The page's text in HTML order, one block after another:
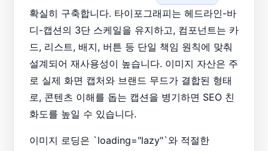
확실히 구축합니다. 타이포그래피는 헤드라인-바
디-캡션의 3단 스케일을 유지하고, 컴포넌트는 카
드, 리스트, 배지, 버튼 등 단일 책임 원칙에 맞춰
설계되어 재사용성이 높습니다. 이미지 자산은 주
로 실제 화면 캡처와 브랜드 무드가 결합된 형태
로, 콘텐츠 이해를 돕는 캡션을 병기하면 SEO 친
화도를 높일 수 있습니다.
이미지 로딩은 `loading="lazy"`와 적절한